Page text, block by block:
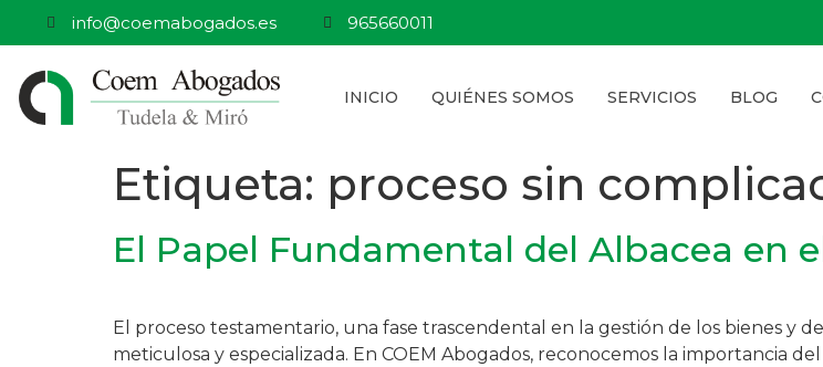
info@coemabogados.es 965660011
INICIO QUIÉNES SOMOS SERVICIOS BLOG
Etiqueta: proceso sin
El Papel Fundamental del Albacea en
El proceso testamentario, una fase trascendental en la gestión de los bienes y
meticulosa y especializada. En COEM Abogados, reconocemos la importancia